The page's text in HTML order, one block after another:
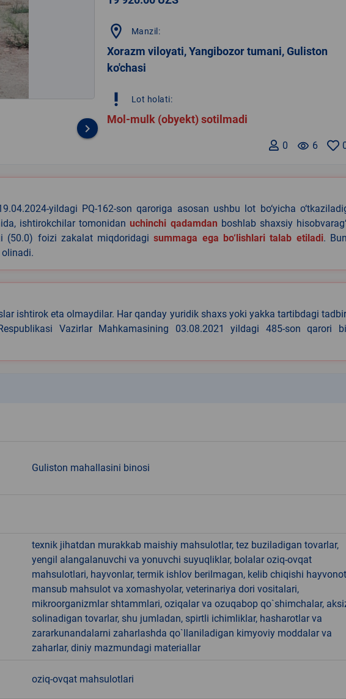
keyboard_arrow_right
location_on Manzil:
Xorazm viloyati, Yangibozor tumani, Guliston
ko'chasi
priority_high Lot holati:
Mol-mulk (obyekt) sotilmadi
remove_red_eye 6
0
yildagi PQ-162-son qaroriga asosan ushbu lot bo‘yicha
ishtirokchilar tomonidanuchinchi qadamdan boshlab shaxsiy
(50.0) foizi zakalat miqdoridagisummaga ega bo‘lishlari talab etiladi.
ishtirok eta olmaydilar. Har qanday yuridik shaxs yoki yakka tartibdagi
Vazirlar Mahkamasining 03.08.2021 yildagi 485-son qarori
Guliston mahallasini binosi
texnik jihatdan murakkab maishiy mahsulotlar, tez buziladigan tovarlar,
yengil alangalanuvchi va yonuvchi suyuqliklar, bolalar oziq-ovqat
mahsulotlari, hayvonlar, termik ishlov berilmagan, kelib chiqishi
mansub mahsulot va xomashyolar, veterinariya dori vositalari,
mikroorganizmlar shtammlari, oziqalar va ozuqabop qo`shimchalar,
solinadigan tovarlar, shu jumladan, spirtli ichimliklar, hasharotlar va
zararkunandalarni zaharlashda qo`llaniladigan kimyoviy moddalar va
zaharlar, diniy mazmundagi materiallar
oziq-ovqat mahsulotlari